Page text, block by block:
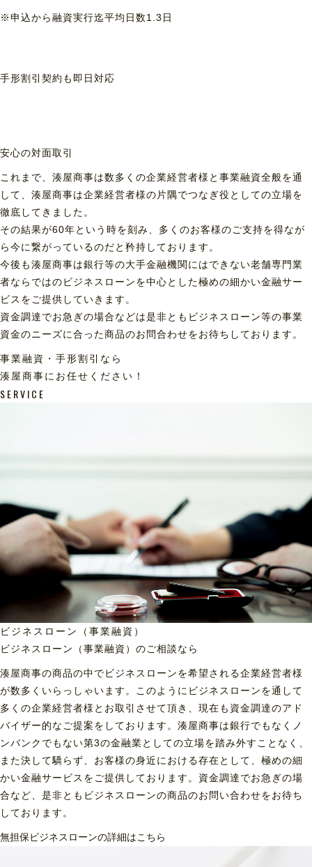
※申込から融資実行迄平均日数1.3日
手形割引契約も 即日対応
安心の対面取引
これまで、湊屋商事は数多くの企業経営者様と事業融資全般を通
して、湊屋商事は企業経営者様の片隅でつなぎ役としての立場を
徹底してきました。
その結果が60年という時を刻み、多くのお客様のご支持を得なが
ら今に繋がっているのだと矜持しております。
今後も湊屋商事は銀行等の大手金融機関にはできない老舗専門業
者ならではのビジネスローンを中心とした極めの細かい金融サー
ビスをご提供していきます。
資金調達でお急ぎの場合などは是非ともビジネスローン等の事業
資金のニーズに合った商品のお問合わせをお待ちしております。
事業融資・手形割引なら
湊屋商事にお任せください！
SERVICE
ビジネスローン（事業融資）
ビジネスローン（事業融資）のご相談なら
湊屋商事の商品の中でビジネスローンを希望される企業経営者様
が数多くいらっしゃいます。このようにビジネスローンを通して
多くの企業経営者様とお取引させて頂き、現在も資金調達のアド
バイザー的なご提案をしております。湊屋商事は銀行でもなくノ
ンバンクでもない第3の金融業としての立場を踏み外すことなく、
また決して驕らず、お客様の身近における存在として、極めの細
かい金融サービスをご提供しております。資金調達でお急ぎの場
合など、是非ともビジネスローンの商品のお問い合わせをお待ち
しております。
無担保ビジネスローンの詳細はこちら